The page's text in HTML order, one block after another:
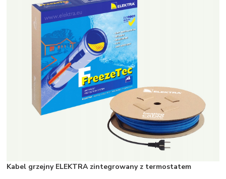
Kabel grzejny ELEKTRA zintegrowany z termostatem